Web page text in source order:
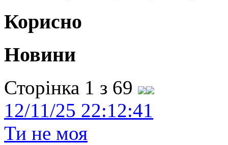
Корисно
Новини
Сторінка 1 з 69
12/11/25 22:12:41
Ти не моя